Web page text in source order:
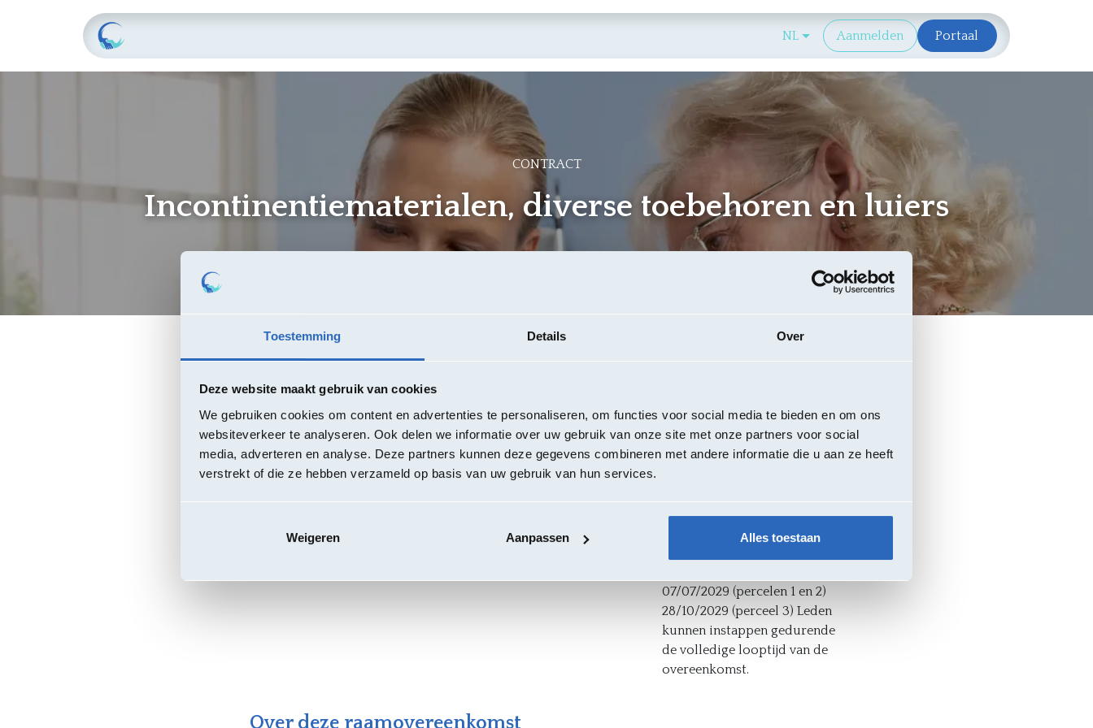
Toestemming Details Over
Deze website maakt gebruik van cookies
We gebruiken cookies om content en advertenties te personaliseren, om functies voor social media te bieden en om ons
websiteverkeer te analyseren. Ook delen we informatie over uw gebruik van onze site met onze partners voor social
media, adverteren en analyse. Deze partners kunnen deze gegevens combineren met andere informatie die u aan ze heeft
verstrekt of die ze hebben verzameld op basis van uw gebruik van hun services.
Weigeren Aanpassen Alles toestaan
Aanbestedende-overheid
NL Aanmelden Portaal
CONTRACT
Incontinentiematerialen, diverse toebehoren en luiers
Perceel 2: Incontinentiemateriaal en diverse toebehoren voor woonzorgcentra
Perceel 3: Luiers voor baby's en peuters
Contractanten
Ontex - Genthof 5, 9255 Buggenhout
Einddatum
28/10/2029
07/07/2029 (percelen 1 en 2)
28/10/2029 (perceel 3) Leden
kunnen instappen gedurende
de volledige looptijd van de
overeenkomst.
Over deze raamovereenkomst